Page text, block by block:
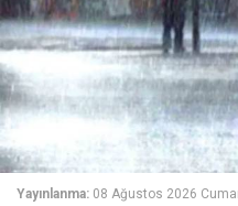
Yayınlanma: 08 Ağustos 2026